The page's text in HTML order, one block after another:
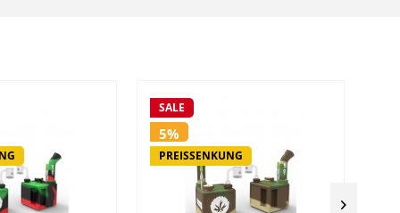
SALE
5%
PREISSENKUNG